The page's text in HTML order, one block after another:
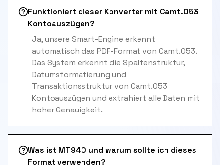
Funktioniert dieser Konverter mit Camt.053
Kontoauszügen?
Ja, unsere Smart-Engine erkennt
automatisch das PDF-Format von Camt.053.
Das System erkennt die Spaltenstruktur,
Datumsformatierung und
Transaktionsstruktur von Camt.053
Kontoauszügen und extrahiert alle Daten mit
hoher Genauigkeit.
Was ist MT940 und warum sollte ich dieses
Format verwenden?